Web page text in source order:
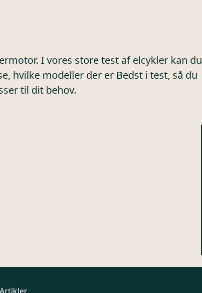
I vores store test af elcykler kan du
hvilke modeller der er Bedst i test, så du
til dit behov.